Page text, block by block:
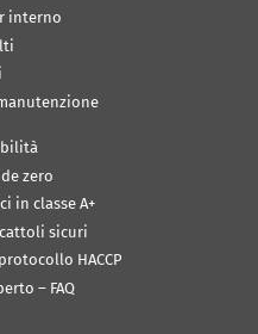
interno
zero
in classe A+
sicuri
HACCP
– FAQ